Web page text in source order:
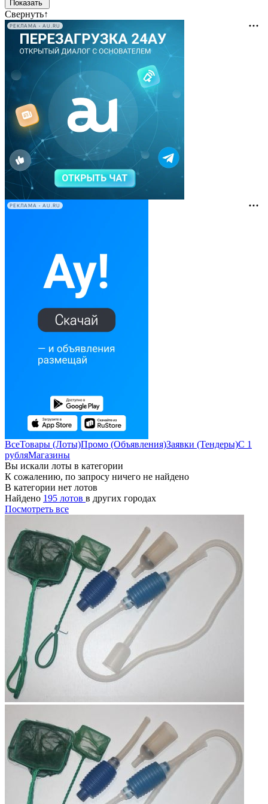
Свернуть↑
РЕКЛАМА • AU.RU
РЕКЛАМА • AU.RU
ВсеТовары (Лоты)Промо (Объявления)Заявки (Тендеры)С 1
рубляМагазины
Вы искали лоты в категории
К сожалению, по запросу ничего не найдено
В категории нет лотов
Найдено 195 лотов в других городах
Посмотреть все